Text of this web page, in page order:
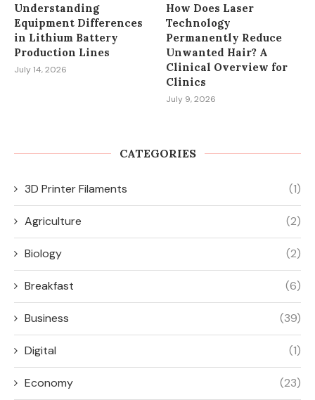
Understanding
Equipment Differences
in Lithium Battery
Production Lines
July 14, 2026
How Does Laser
Technology
Permanently Reduce
Unwanted Hair? A
Clinical Overview for
Clinics
July 9, 2026
CATEGORIES
3D Printer Filaments (1)
Agriculture (2)
Biology (2)
Breakfast (6)
Business (39)
Digital (1)
Economy (23)